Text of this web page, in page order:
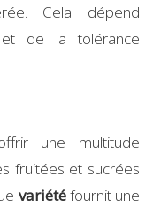
Cela dépend
et de la tolérance
une multitude
fruitées et sucrées
variétéfournit une